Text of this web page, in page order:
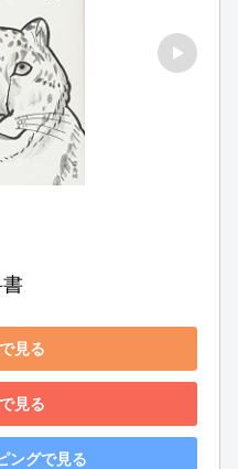
見る
見る
ングで見る